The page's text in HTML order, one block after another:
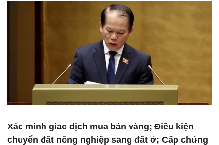
Xác minh giao dịch mua bán vàng; Điều kiện
chuyển đất nông nghiệp sang đất ở; Cấp chứng